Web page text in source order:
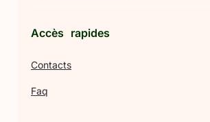
Accès rapides
Contacts
Faq